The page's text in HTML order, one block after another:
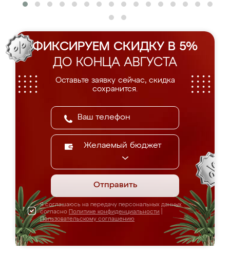
ФИКСИРУЕМ СКИДКУ В 5%
ДО КОНЦА АВГУСТА
Оставьте заявку сейчас, скидка
сохранится.
Желаемый бюджет
Отправить
Я соглашаюсь на передачу персональных данных
согласно Политике конфиденциальности
Пользовательскому соглашению